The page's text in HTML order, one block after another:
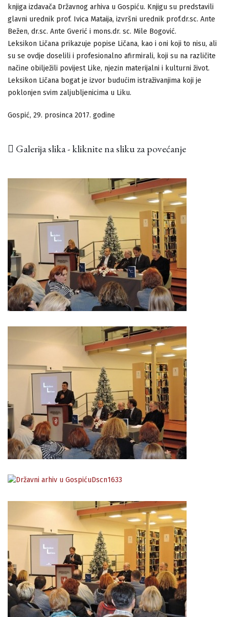
knjiga izdavača Državnog arhiva u Gospiću. Knjigu su predstavili
glavni urednik prof. Ivica Mataija, izvršni urednik prof.dr.sc. Ante
Bežen, dr.sc. Ante Gverić i mons.dr. sc. Mile Bogović.
Leksikon Ličana prikazuje popise Ličana, kao i oni koji to nisu, ali
su se ovdje doselili i profesionalno afirmirali, koji su na različite
načine obilježili povijest Like, njezin materijalni i kulturni život.
Leksikon Ličana bogat je izvor budućim istraživanjima koji je
poklonjen svim zaljubljenicima u Liku.
Gospić, 29. prosinca 2017. godine
Galerija slika - kliknite na sliku za povećanje